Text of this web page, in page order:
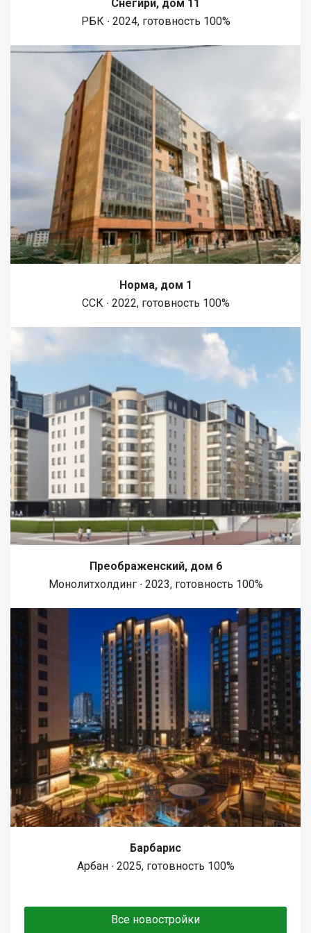
1450 метров вдоль реки Енисей и 500 метров вдоль реки
Базаиха с организованными спусками к воде и остановкой
Сеть пешеходных и велосипедно-роликовых дорожек по
всему району. В целях безопасности велосипедно-роликовая
дорожка от пешеходной изолирована бордюром высотой 10
Снегири, дом 11
РБК ∙ 2024, готовность 100%
Норма, дом 1
ССК ∙ 2022, готовность 100%
Преображенский, дом 6
Монолитхолдинг ∙ 2023, готовность 100%
Барбарис
Арбан ∙ 2025, готовность 100%
Все новостройки